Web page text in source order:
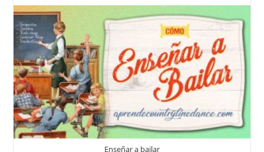
Enseñar a bailar